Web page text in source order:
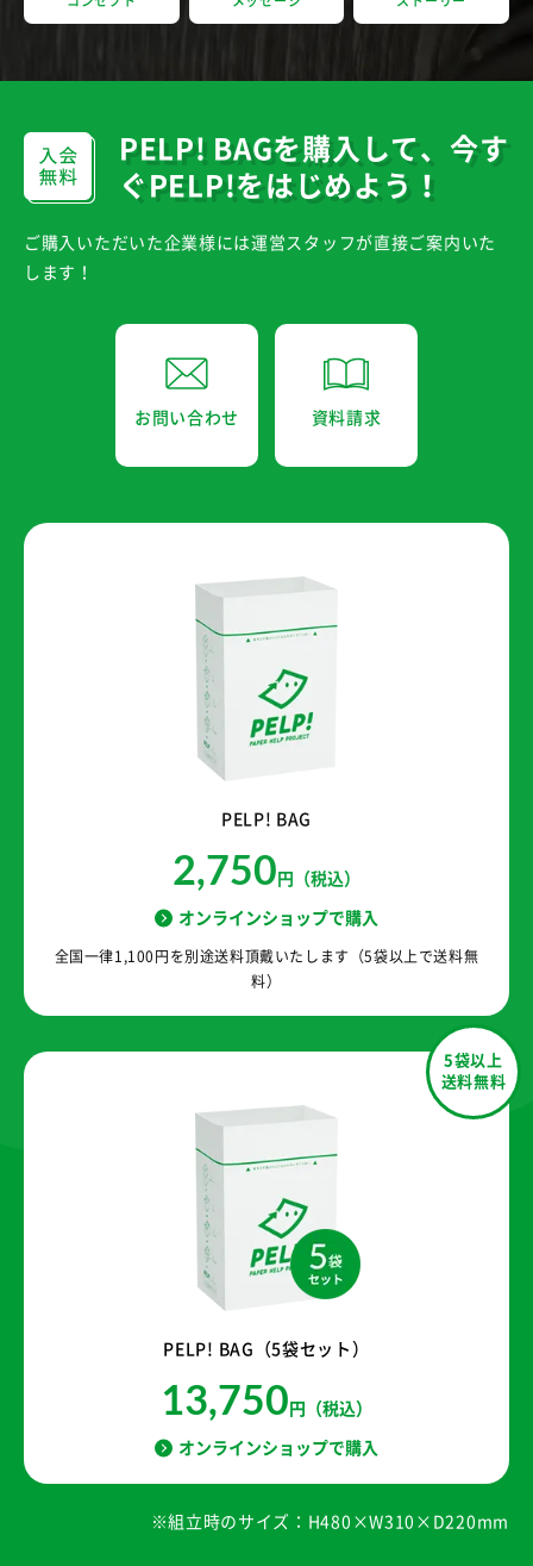
PELP! BAGを購入して、 今す
ぐPELP!をはじめよう！
ご購入いただいた企業様には運営スタッフが直接ご案内いた
します！
お問い合わせ 資料請求
PELP! BAG
2,750 円（税込）
オンラインショップで購入
全国一律1,100円を別途送料頂戴いたします（5袋以上で送料無
料）
5袋以上
送料無料
PELP! BAG（5袋セット）
13,750 円（税込）
オンラインショップで購入
※組立時のサイズ：H480×W310×D220mm